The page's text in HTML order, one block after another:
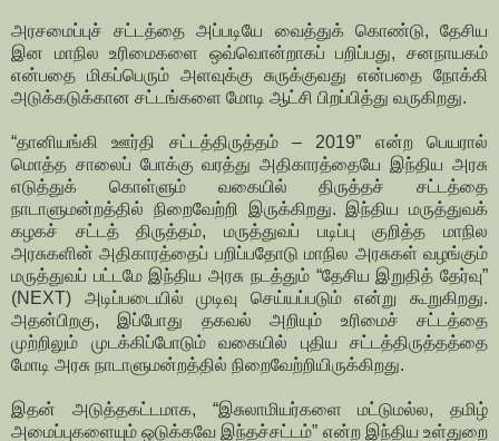
அரசமைப்புச் சட்டத்தை அப்படியே வைத்துக் கொண்டு, தேசிய
இன மாநில உரிமைகளை ஒவ்வொன்றாகப் பறிப்பது, சனநாயகம்
என்பதை மிகப்பெரும் அளவுக்கு சுருக்குவது என்பதை நோக்கி
அடுக்கடுக்கான சட்டங்களை மோடி ஆட்சி பிறப்பித்து வருகிறது.
“தானியங்கி ஊர்தி சட்டத்திருத்தம் – 2019” என்ற பெயரால்
மொத்த சாலைப் போக்கு வரத்து அதிகாரத்தையே இந்திய அரசு
எடுத்துக் கொள்ளும் வகையில் திருத்தச் சட்டத்தை
நாடாளுமன்றத்தில் நிறைவேற்றி இருக்கிறது. இந்திய மருத்துவக்
கழகச் சட்டத் திருத்தம், மருத்துவப் படிப்பு குறித்த மாநில
அரசுகளின் அதிகாரத்தைப் பறிப்பதோடு மாநில அரசுகள் வழங்கும்
மருத்துவப் பட்டமே இந்திய அரசு நடத்தும் “தேசிய இறுதித் தேர்வு”
(NEXT) அடிப்படையில் முடிவு செய்யப்படும் என்று கூறுகிறது.
அதன்பிறகு, இப்போது தகவல் அறியும் உரிமைச் சட்டத்தை
முற்றிலும் முடக்கிப்போடும் வகையில் புதிய சட்டத்திருத்தத்தை
மோடி அரசு நாடாளுமன்றத்தில் நிறைவேற்றியிருக்கிறது.
இதன் அடுத்தகட்டமாக, “இசுலாமியர்களை மட்டுமல்ல, தமிழ்
அமைப்புகளையும் ஒடுக்கவே இந்தச்சட்டம்” என்ற இந்திய உள்துறை